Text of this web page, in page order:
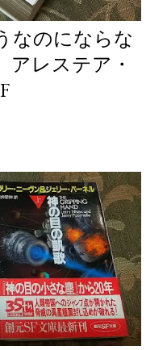
なのにならな
アレステア・